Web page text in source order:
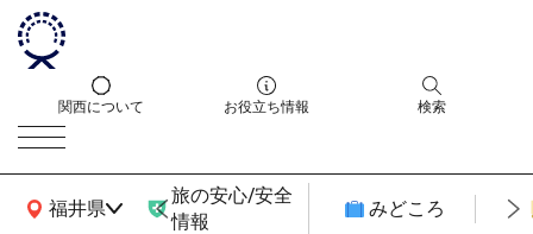
関西について お役立ち情報 検索
福井県
関西広域MAP
旅の安心/安全
情報
みどころ